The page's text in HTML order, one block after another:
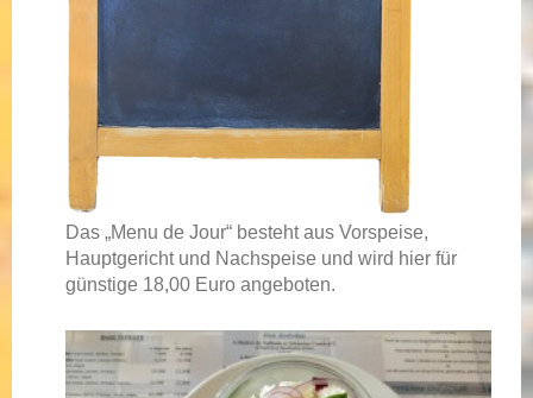
Das „Menu de Jour“ besteht aus Vorspeise,
Hauptgericht und Nachspeise und wird hier für
günstige 18,00 Euro angeboten.